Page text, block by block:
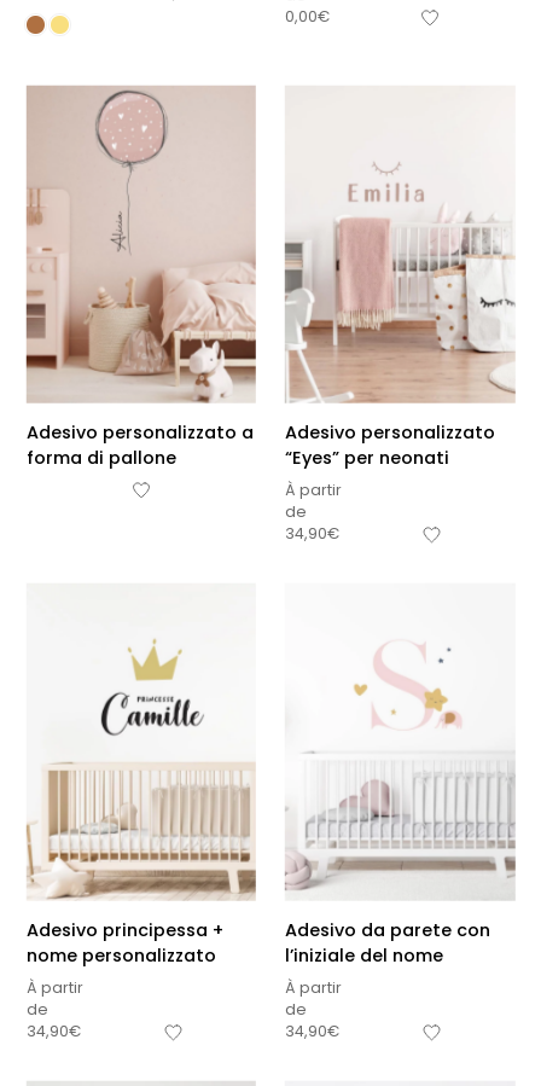
0,00€
Adesivo personalizzato a
forma di pallone
Adesivo personalizzato
“Eyes” per neonati
À partir
de
34,90€
Adesivo principessa +
nome personalizzato
À partir
de
34,90€
Adesivo da parete con
l’iniziale del nome
À partir
de
34,90€